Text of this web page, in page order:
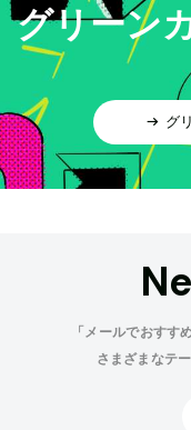
グリーン
グ
「メールでおすす
さまざまなテ